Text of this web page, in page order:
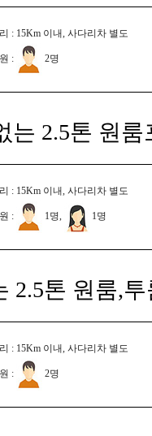
: 15Km 이내, 사다리차 별도
: 2명
2.5톤 원룸
: 15Km 이내, 사다리차 별도
: 1명, 1명
2.5톤 원룸,
: 15Km 이내, 사다리차 별도
: 2명